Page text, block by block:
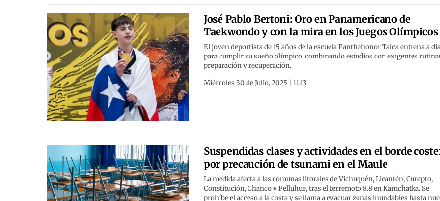
José Pablo Bertoni: Oro en Panamericano de
Taekwondo y con la mira en los Juegos Olímpicos
El joven deportista de 15 años de la escuela Panthehonor Talca entrena a
para cumplir su sueño olímpico, combinando estudios con exigentes
preparación y recuperación.
Miércoles 30 de Julio, 2025 | 11:13
Suspendidas clases y actividades en el borde
por precaución de tsunami en el Maule
La medida afecta a las comunas litorales de Vichuquén, Licantén, Curepto,
Constitución, Chanco y Pelluhue, tras el terremoto 8.8 en Kamchatka. Se
prohíbe el acceso a la costa y se llama a evacuar zonas inundables hasta